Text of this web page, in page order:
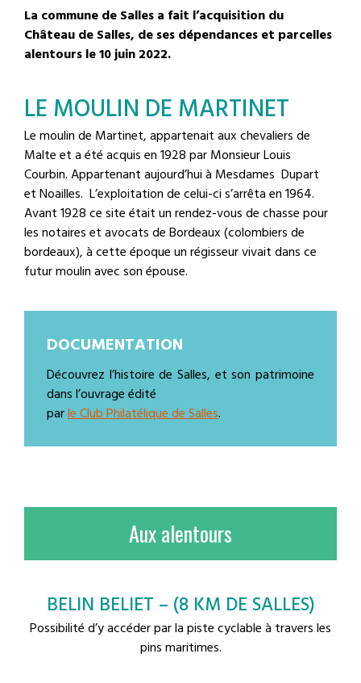
La commune de Salles a fait l’acquisition du
Château de Salles, de ses dépendances et parcelles
alentours le 10 juin 2022.
LE MOULIN DE MARTINET
Le moulin de Martinet, appartenait aux chevaliers de
Malte et a été acquis en 1928 par Monsieur Louis
Courbin. Appartenant aujourd’hui à Mesdames Dupart
et Noailles. L’exploitation de celui-ci s’arrêta en 1964.
Avant 1928 ce site était un rendez-vous de chasse pour
les notaires et avocats de Bordeaux (colombiers de
bordeaux), à cette époque un régisseur vivait dans ce
futur moulin avec son épouse.
DOCUMENTATION
Découvrez l’histoire de Salles, et son patrimoine
dans l’ouvrage édité
parle Club Philatélique de Salles.
Aux alentours
BELIN BELIET – (8 KM DE SALLES)
Possibilité d’y accéder par la piste cyclable à travers les
pins maritimes.